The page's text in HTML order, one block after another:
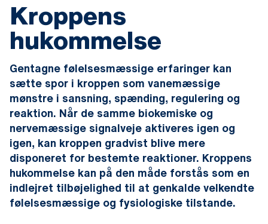
Kroppens
hukommelse
Gentagne følelsesmæssige erfaringer kan
sætte spor i kroppen som vanemæssige
mønstre i sansning, spænding, regulering og
reaktion. Når de samme biokemiske og
nervemæssige signalveje aktiveres igen og
igen, kan kroppen gradvist blive mere
disponeret for bestemte reaktioner. Kroppens
hukommelse kan på den måde forstås som en
indlejret tilbøjelighed til at genkalde velkendte
følelsesmæssige og fysiologiske tilstande.